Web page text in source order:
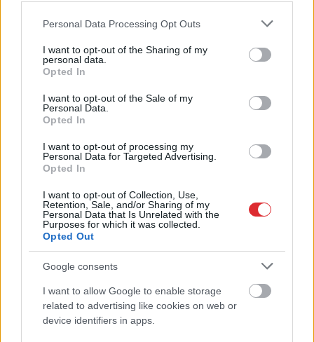
Please note that this website/app uses one or more Google
not limited to your visit or usage behaviour. You may click to
grant or deny consent to Google and its third-party tags to
use your data for below specified purposes in below Google
consent section.
Personal Data Processing Opt Outs
I want to opt-out of the Sharing of my
personal data.
Opted In
I want to opt-out of the Sale of my
Personal Data.
Opted In
I want to opt-out of processing my
Personal Data for Targeted Advertising.
Opted In
I want to opt-out of Collection, Use,
Retention, Sale, and/or Sharing of my
Personal Data that Is Unrelated with the
Purposes for which it was collected.
Opted Out
Google consents
I want to allow Google to enable storage
related to advertising like cookies on web or
device identifiers in apps.
“Tev pārbrauks ar tanku
pāri!” Kaspars Zāle Dailes
teātra skandāla laikā
saņēmis draudus
Daudz kas būs atkarīgs
no tā, cik prasmīgi
izmantosi savas stiprās
puses
koncerts: vai skatuve
šoreiz gatava?
Atcelt Ziņot